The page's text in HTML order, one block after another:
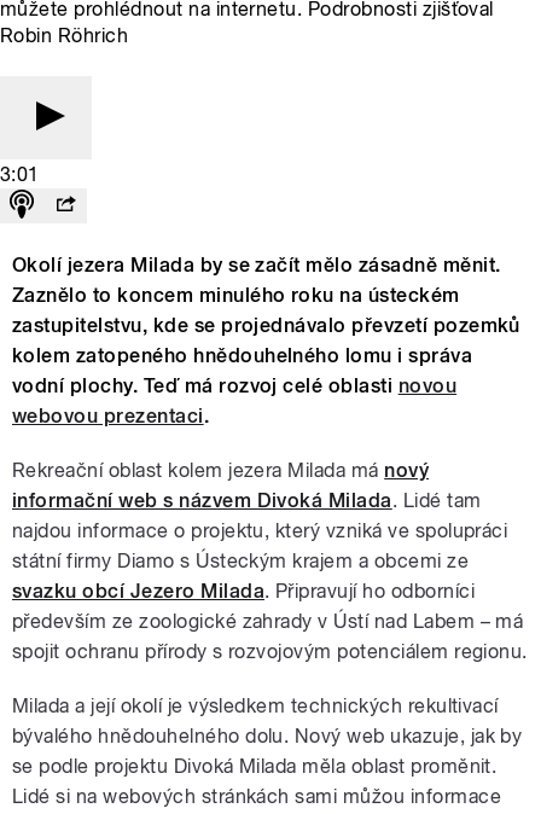
můžete prohlédnout na internetu. Podrobnosti zjišťoval
Robin Röhrich
3:01
Okolí jezera Milada by se začít mělo zásadně měnit.
Zaznělo to koncem minulého roku na ústeckém
zastupitelstvu, kde se projednávalo převzetí pozemků
kolem zatopeného hnědouhelného lomu i správa
vodní plochy. Teď má rozvoj celé oblasti novou
webovou prezentaci.
Rekreační oblast kolem jezera Milada má nový
informační web s názvem Divoká Milada. Lidé tam
najdou informace o projektu, který vzniká ve spolupráci
státní firmy Diamo s Ústeckým krajem a obcemi ze
svazku obcí Jezero Milada. Připravují ho odborníci
především ze zoologické zahrady v Ústí nad Labem – má
spojit ochranu přírody s rozvojovým potenciálem regionu.
Milada a její okolí je výsledkem technických rekultivací
bývalého hnědouhelného dolu. Nový web ukazuje, jak by
se podle projektu Divoká Milada měla oblast proměnit.
Lidé si na webových stránkách sami můžou informace